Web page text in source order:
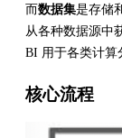
而数据集是存储
从各种数据源中
BI 用于各类计算
核心流程